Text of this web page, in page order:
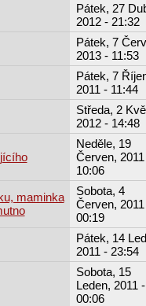
Pátek, 27
2012 - 21:32
Pátek, 7
2013 - 11:53
Pátek, 7
2011 - 11:44
Středa, 2
2012 - 14:48
Neděle, 19
Červen,
10:06
maminka
Sobota, 4
Červen,
00:19
Pátek, 14
2011 - 23:54
Sobota, 15
Leden, 2011 -
00:06